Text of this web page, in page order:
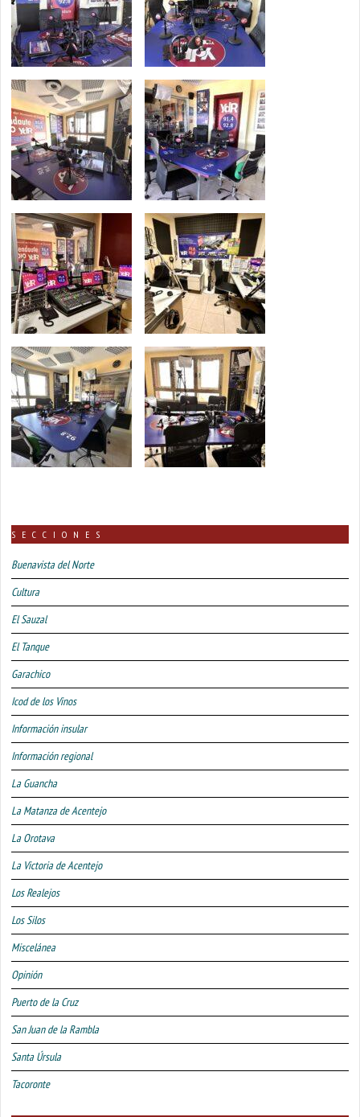
SECCIONES
Buenavista del Norte
Cultura
El Sauzal
El Tanque
Garachico
Icod de los Vinos
Información insular
Información regional
La Guancha
La Matanza de Acentejo
La Orotava
La Victoria de Acentejo
Los Realejos
Los Silos
Miscelánea
Opinión
Puerto de la Cruz
San Juan de la Rambla
Santa Úrsula
Tacoronte